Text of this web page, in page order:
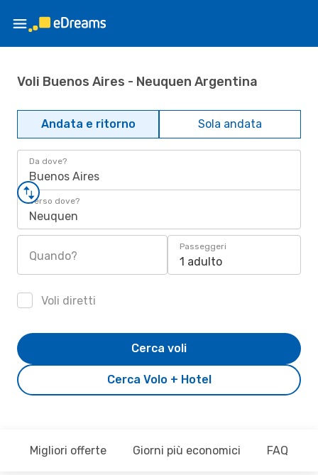
Voli Buenos Aires - Neuquen Argentina
Andata e ritorno Sola andata
Da dove?
Buenos Aires
Verso dove?
Neuquen
Quando?
Passeggeri
1 adulto
Voli diretti
Cerca Volo + Hotel
Cerca voli
Migliori offerte Giorni più economici FAQ